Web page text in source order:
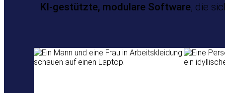
KI‑gestützte, modulare Software, die